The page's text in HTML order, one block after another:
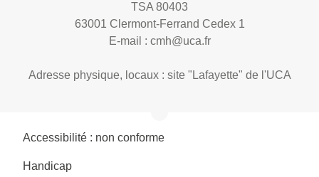
TSA 80403
63001 Clermont-Ferrand Cedex 1
E-mail : cmh@uca.fr
Adresse physique, locaux : site "Lafayette" de l'UCA
Accessibilité : non conforme
Handicap